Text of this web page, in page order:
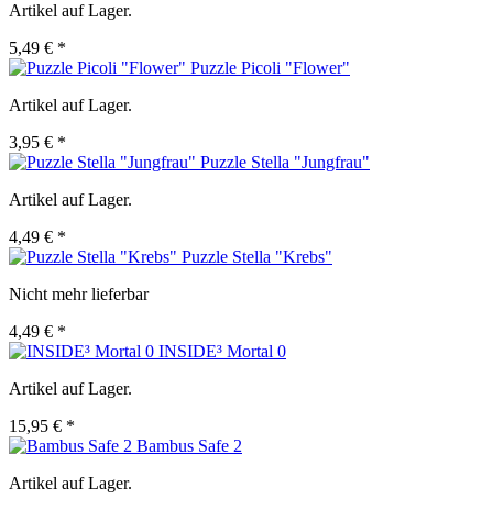
Artikel auf Lager.
5,49 € *
Puzzle Picoli "Flower"
Artikel auf Lager.
3,95 € *
Puzzle Stella "Jungfrau"
Artikel auf Lager.
4,49 € *
Puzzle Stella "Krebs"
Nicht mehr lieferbar
4,49 € *
INSIDE³ Mortal 0
Artikel auf Lager.
15,95 € *
Bambus Safe 2
Artikel auf Lager.